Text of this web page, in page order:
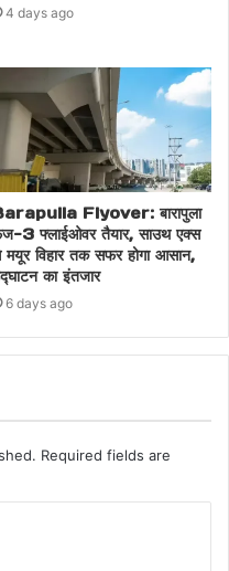
4 days ago
Flyover: बारापुला
3 फ्लाईओवर तैयार, साउथ एक्स
मयूर विहार तक सफर होगा आसान,
का इंतजार
6 days ago
Required fields are